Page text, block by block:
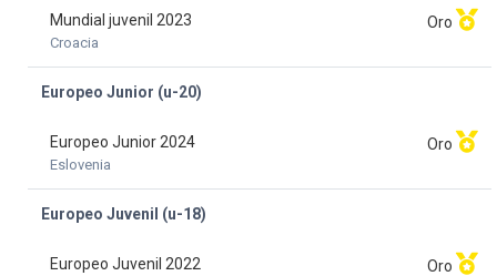
Mundial juvenil 2023
Croacia
Oro
Europeo Junior (u-20)
Europeo Junior 2024
Eslovenia
Oro
Europeo Juvenil (u-18)
Europeo Juvenil 2022 Oro